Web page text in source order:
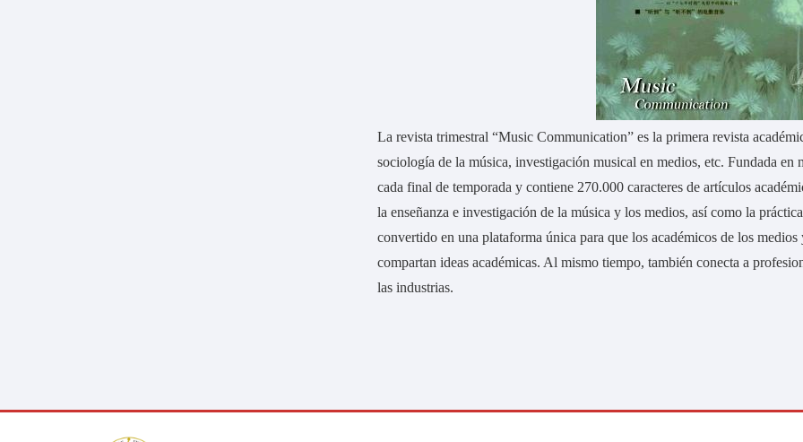
La revista trimestral “Music Communication” es la primera revista
sociología de la música, investigación musical en medios, etc. Fundada
cada final de temporada y contiene 270.000 caracteres de artículos
la enseñanza e investigación de la música y los medios, así como la
convertido en una plataforma única para que los académicos de los
compartan ideas académicas. Al mismo tiempo, también conecta a
las industrias.